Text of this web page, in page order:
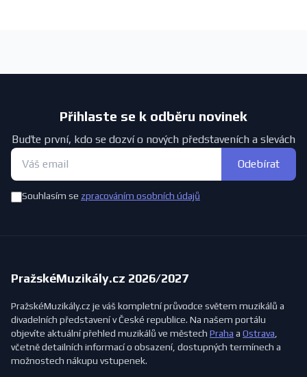
Přihlaste se k odběru novinek
Buďte první, kdo se dozví o nových představeních a slevách
Odebírat
Souhlasím se zpracováním osobních údajů
PražskéMuzikály.cz 2026/2027
PražskéMuzikály.cz je váš kompletní průvodce světem muzikálů a
divadelních představení v České republice. Na našem portálu
objevíte aktuální přehled muzikálů ve městech Praha a Ostrava
včetně detailních informací o obsazení, dostupných termínech a
možnostech nákupu vstupenek.